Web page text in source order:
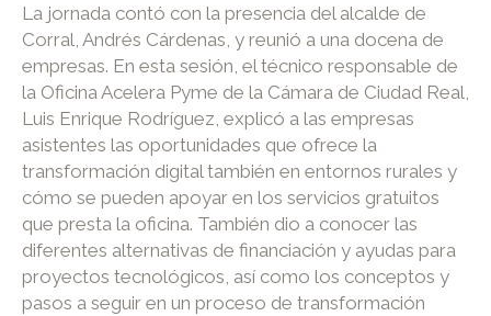
La jornada contó con la presencia del alcalde de
Corral, Andrés Cárdenas, y reunió a una docena de
empresas. En esta sesión, el técnico responsable de
la Oficina Acelera Pyme de la Cámara de Ciudad Real,
Luis Enrique Rodríguez, explicó a las empresas
asistentes las oportunidades que ofrece la
transformación digital también en entornos rurales y
cómo se pueden apoyar en los servicios gratuitos
que presta la oficina. También dio a conocer las
diferentes alternativas de financiación y ayudas para
proyectos tecnológicos, así como los conceptos y
pasos a seguir en un proceso de transformación